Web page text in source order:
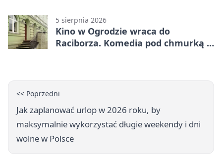
5 sierpnia 2026
Kino w Ogrodzie wraca do
Raciborza. Komedia pod chmurką w
<< Poprzedni
Jak zaplanować urlop w 2026 roku, by
maksymalnie wykorzystać długie weekendy i dni
wolne w Polsce